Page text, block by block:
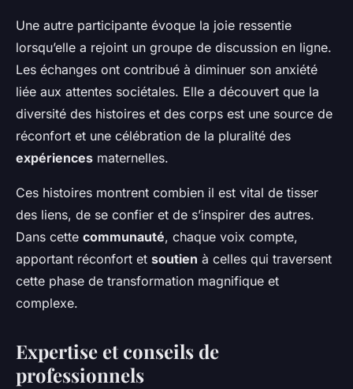
Une autre participante évoque la joie ressentie
lorsqu’elle a rejoint un groupe de discussion en ligne.
Les échanges ont contribué à diminuer son anxiété
liée aux attentes sociétales. Elle a découvert que la
diversité des histoires et des corps est une source de
réconfort et une célébration de la pluralité des
expériences maternelles.
Ces histoires montrent combien il est vital de tisser
des liens, de se confier et de s’inspirer des autres.
Dans cette communauté, chaque voix compte,
apportant réconfort et soutien à celles qui traversent
cette phase de transformation magnifique et
complexe.
Expertise et conseils de
professionnels